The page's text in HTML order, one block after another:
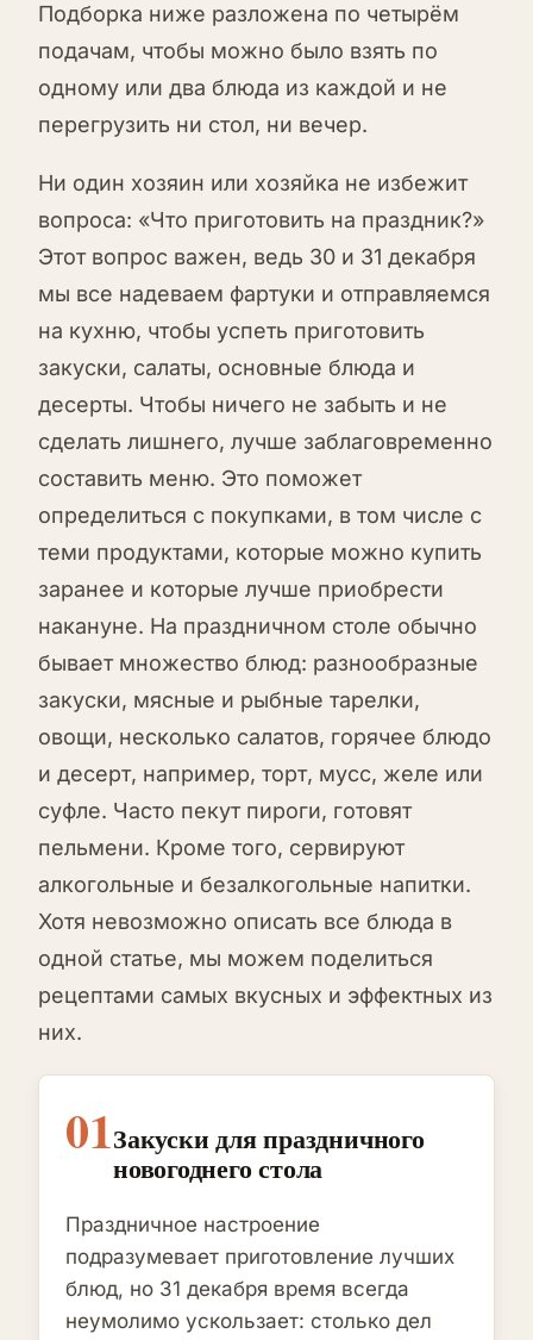
Подборка ниже разложена по четырём
подачам, чтобы можно было взять по
одному или два блюда из каждой и не
перегрузить ни стол, ни вечер.
Ни один хозяин или хозяйка не избежит
вопроса: «Что приготовить на праздник?»
Этот вопрос важен, ведь 30 и 31 декабря
мы все надеваем фартуки и отправляемся
на кухню, чтобы успеть приготовить
закуски, салаты, основные блюда и
десерты. Чтобы ничего не забыть и не
сделать лишнего, лучше заблаговременно
составить меню. Это поможет
определиться с покупками, в том числе с
теми продуктами, которые можно купить
заранее и которые лучше приобрести
накануне. На праздничном столе обычно
бывает множество блюд: разнообразные
закуски, мясные и рыбные тарелки,
овощи, несколько салатов, горячее блюдо
и десерт, например, торт, мусс, желе или
суфле. Часто пекут пироги, готовят
пельмени. Кроме того, сервируют
алкогольные и безалкогольные напитки.
Хотя невозможно описать все блюда в
одной статье, мы можем поделиться
рецептами самых вкусных и эффектных из
них.
01Закуски для праздничного
новогоднего стола
Праздничное настроение
подразумевает приготовление лучших
блюд, но 31 декабря время всегда
неумолимо ускользает: столько дел